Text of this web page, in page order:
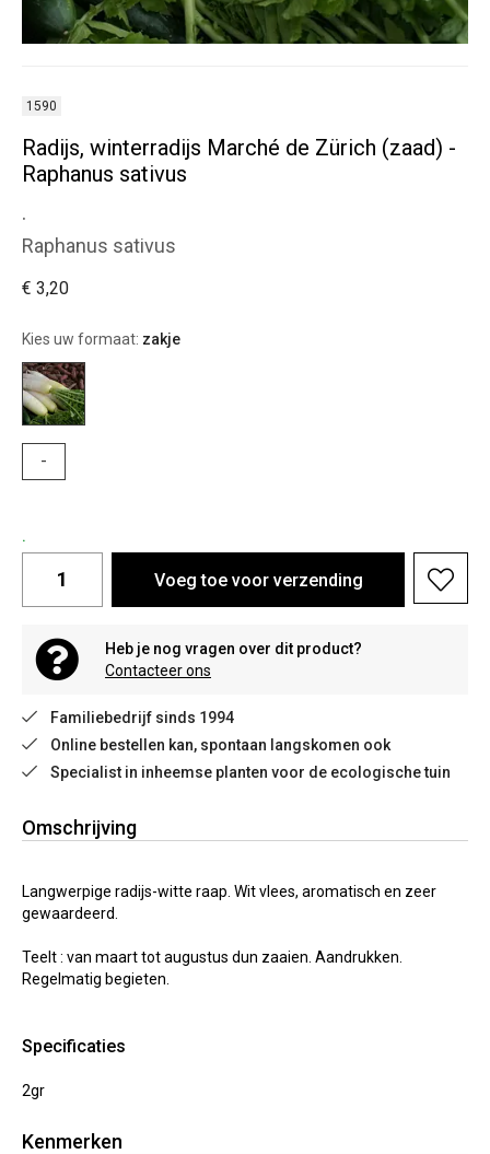
1590
Radijs, winterradijs Marché de Zürich (zaad) -
Raphanus sativus
.
Raphanus sativus
€ 3,20
Kies uw formaat: zakje
-
.
Voeg toe voor verzending
Heb je nog vragen over dit product?
Contacteer ons
Familiebedrijf sinds 1994
Online bestellen kan, spontaan langskomen ook
Specialist in inheemse planten voor de ecologische tuin
Omschrijving
Langwerpige radijs-witte raap. Wit vlees, aromatisch en zeer
gewaardeerd.
Teelt : van maart tot augustus dun zaaien. Aandrukken.
Regelmatig begieten.
Specificaties
2gr
Kenmerken